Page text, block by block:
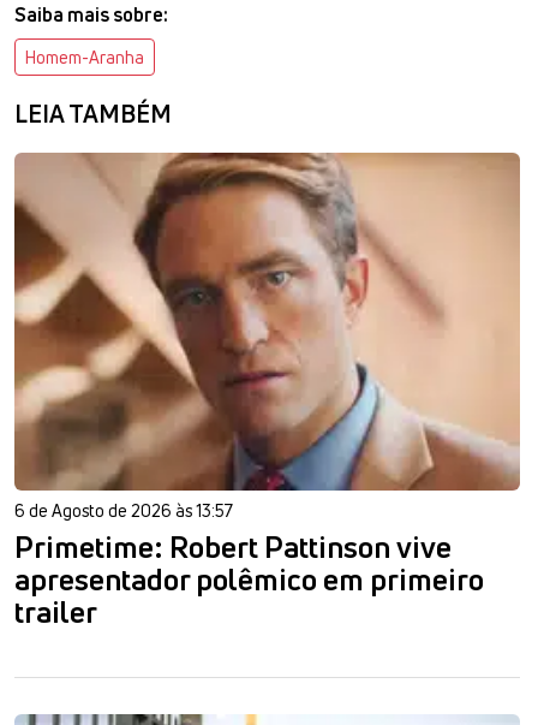
Saiba mais sobre:
Homem-Aranha
LEIA TAMBÉM
6 de Agosto de 2026 às 13:57
Primetime: Robert Pattinson vive
apresentador polêmico em primeiro
trailer